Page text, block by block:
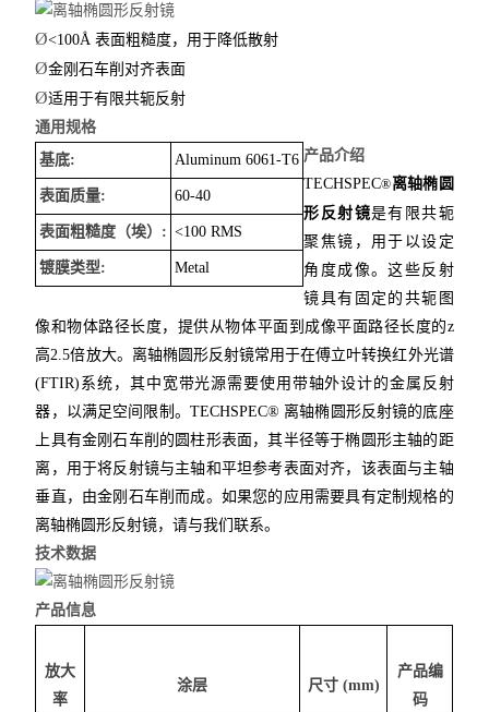
Ø<100Å 表面粗糙度，用于降低散射
Ø金刚石车削对齐表面
Ø适用于有限共轭反射
通用规格
基底:
Aluminum 6061-T6
表面质量: 60-40
表面粗糙度（埃）: <100 RMS
镀膜类型: Metal
产品介绍
TECHSPEC®离轴椭圆
形反射镜是有限共轭
聚焦镜，用于以设定
角度成像。这些反射
镜具有固定的共轭图
像和物体路径长度，提供从物体平面到成像平面路径长度的z
高2.5倍放大。离轴椭圆形反射镜常用于在傅立叶转换红外光谱
(FTIR)系统，其中宽带光源需要使用带轴外设计的金属反射
器，以满足空间限制。TECHSPEC® 离轴椭圆形反射镜的底座
上具有金刚石车削的圆柱形表面，其半径等于椭圆形主轴的距
离，用于将反射镜与主轴和平坦参考表面对齐，该表面与主轴
垂直，由金刚石车削而成。如果您的应用需要具有定制规格的
离轴椭圆形反射镜，请与我们联系。
技术数据
产品信息
放大
率
涂层 尺寸 (mm)
产品编
码